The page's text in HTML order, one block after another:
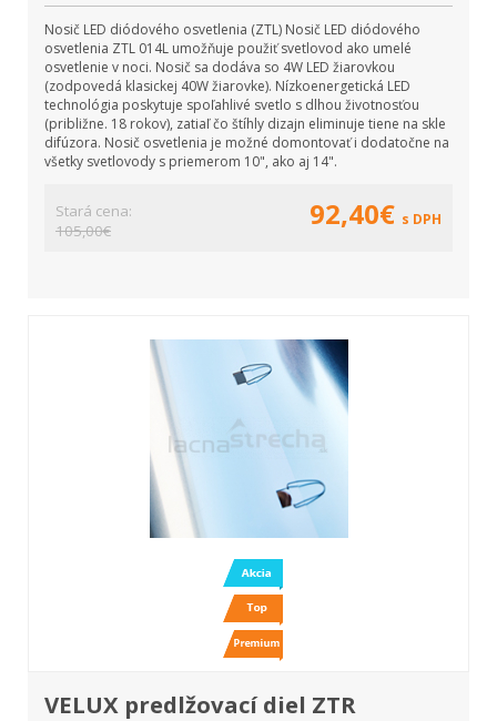
Nosič LED diódového osvetlenia (ZTL) Nosič LED diódového
osvetlenia ZTL 014L umožňuje použiť svetlovod ako umelé
osvetlenie v noci. Nosič sa dodáva so 4W LED žiarovkou
(zodpovedá klasickej 40W žiarovke). Nízkoenergetická LED
technológia poskytuje spoľahlivé svetlo s dlhou životnosťou
(približne. 18 rokov), zatiaľ čo štíhly dizajn eliminuje tiene na skle
difúzora. Nosič osvetlenia je možné domontovať i dodatočne na
všetky svetlovody s priemerom 10", ako aj 14".
Stará cena:
105,00€
92,40€ s DPH
VELUX predlžovací diel ZTR